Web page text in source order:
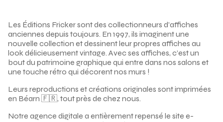
Les Éditions Fricker sont des collectionneurs d’affiches
anciennes depuis toujours. En 1997, ils imaginent une
nouvelle collection et dessinent leur propres affiches au
look délicieusement vintage. Avec ses affiches, c’est un
bout du patrimoine graphique qui entre dans nos salons et
une touche rétro qui décorent nos murs !
Leurs reproductions et créations originales sont imprimées
en Béarn 🇫🇷, tout près de chez nous.
Notre agence digitale a entièrement repensé le site e-